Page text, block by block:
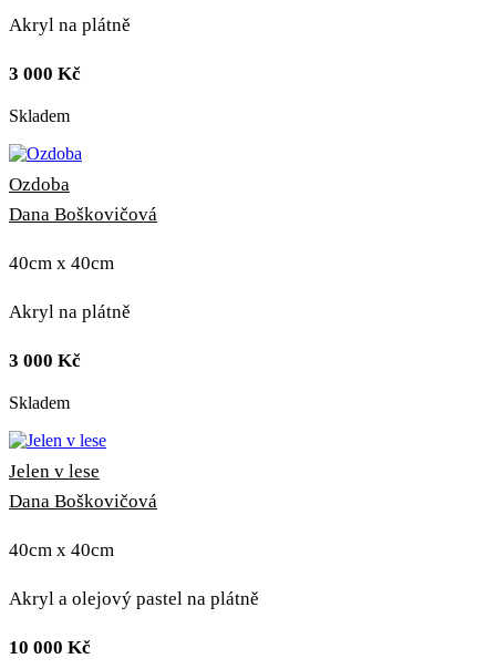
Akryl na plátně
3 000 Kč
Skladem
Ozdoba
Dana Boškovičová
40cm x 40cm
Akryl na plátně
3 000 Kč
Skladem
Jelen v lese
Dana Boškovičová
40cm x 40cm
Akryl a olejový pastel na plátně
10 000 Kč